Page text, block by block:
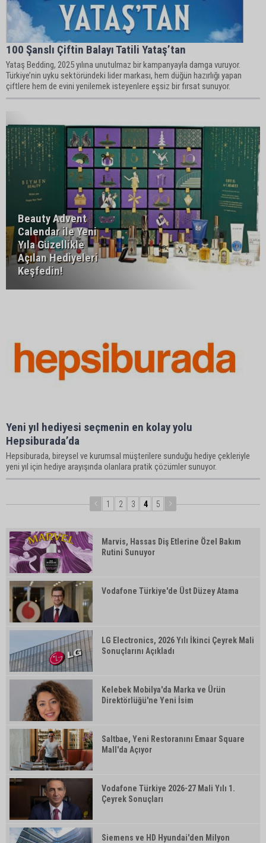
100 Şanslı Çiftin Balayı Tatili Yataş’tan
Yataş Bedding, 2025 yılına unutulmaz bir kampanyayla damga vuruyor.
Türkiye’nin uyku sektöründeki lider markası, hem düğün hazırlığı yapan
çiftlere hem de evini yenilemek isteyenlere eşsiz bir fırsat sunuyor.
Beauty Advent
Calendar ile Yeni
Yıla Güzellikle
Açılan Hediyeleri
Keşfedin!
Yeni yıl hediyesi seçmenin en kolay yolu
Hepsiburada’da
Hepsiburada, bireysel ve kurumsal müşterilere sunduğu hediye çekleriyle
yeni yıl için hediye arayışında olanlara pratik çözümler sunuyor.
1 2 3 4 5
Marvis, Hassas Diş Etlerine Özel Bakım
Rutini Sunuyor
Vodafone Türkiye'de Üst Düzey Atama
LG Electronics, 2026 Yılı İkinci Çeyrek Mali
Sonuçlarını Açıkladı
Kelebek Mobilya'da Marka ve Ürün
Direktörlüğü'ne Yeni İsim
Saltbae, Yeni Restoranını Emaar Square
Mall'da Açıyor
Vodafone Türkiye 2026-27 Mali Yılı 1.
Çeyrek Sonuçları
Siemens ve HD Hyundai'den Milyon